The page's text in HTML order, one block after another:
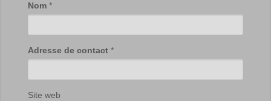
Nom *
Adresse de contact *
Site web